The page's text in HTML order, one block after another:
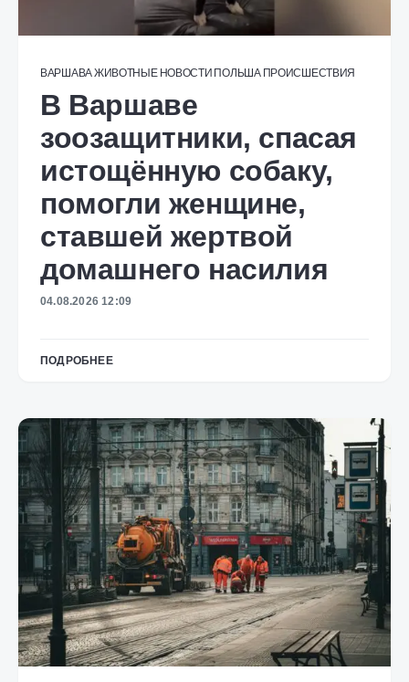
ВАРШАВАЖИВОТНЫЕ НОВОСТИ ПОЛЬША ПРОИСШЕСТВИЯ
В Варшаве
зоозащитники, спасая
истощённую собаку,
помогли женщине,
ставшей жертвой
домашнего насилия
04.08.2026 12:09
ПОДРОБНЕЕ